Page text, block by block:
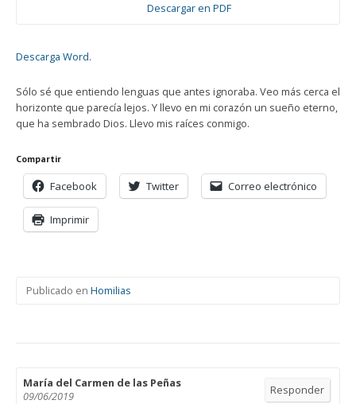
Descargar en PDF
Descarga Word.
Sólo sé que entiendo lenguas que antes ignoraba. Veo más cerca el
horizonte que parecía lejos. Y llevo en mi corazón un sueño eterno,
que ha sembrado Dios. Llevo mis raíces conmigo.
Compartir
Facebook Twitter Correo electrónico
Imprimir
Publicado en Homilias
Responder
María del Carmen de las Peñas
09/06/2019